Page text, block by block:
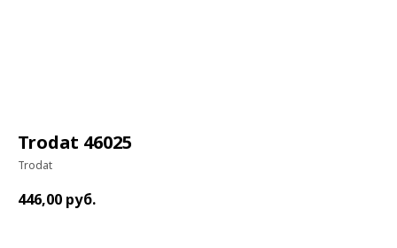
Trodat 46025
Trodat
446,00 руб.